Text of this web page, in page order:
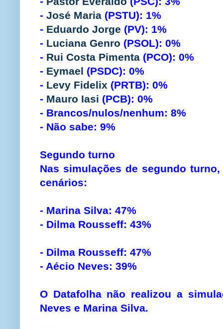
- José Maria (PSTU): 1%
- Eduardo Jorge (PV): 1%
- Luciana Genro (PSOL): 0%
- Rui Costa Pimenta (PCO): 0%
- Eymael (PSDC): 0%
- Levy Fidelix (PRTB): 0%
- Mauro Iasi (PCB): 0%
- Brancos/nulos/nenhum: 8%
- Não sabe: 9%
Segundo turno
Nas simulações de segundo
cenários:
- Marina Silva: 47%
- Dilma Rousseff: 43%
- Dilma Rousseff: 47%
- Aécio Neves: 39%
O Datafolha não realizou a
Neves e Marina Silva.